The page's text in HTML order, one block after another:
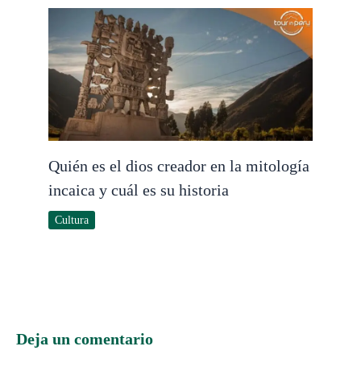
Quién es el dios creador en la mitología
incaica y cuál es su historia
Cultura
Deja un comentario